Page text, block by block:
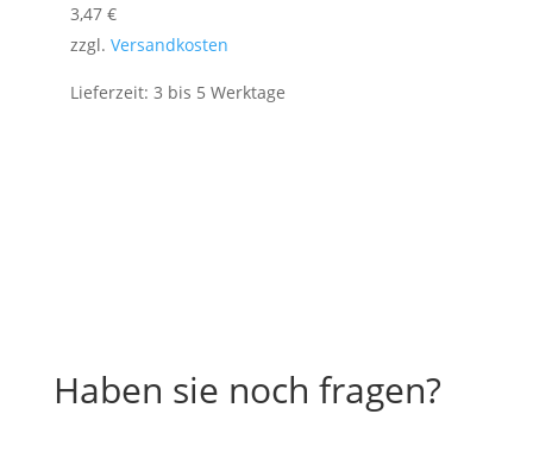
3,47 €
zzgl. Versandkosten
Lieferzeit: 3 bis 5 Werktage
Haben sie noch fragen?